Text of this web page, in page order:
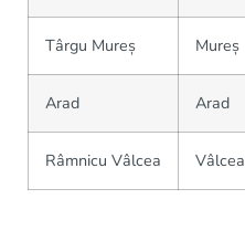
Târgu Mureș Mureș
Arad Arad
Râmnicu Vâlcea Vâlcea